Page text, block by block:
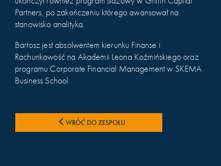
Partners, po zakończeniu którego awansował na
stanowisko analityka.
Bartosz jest absolwentem kierunku Finanse i
Rachunkowość na Akademii Leona Koźmińskiego oraz
programu Corporate Financial Management w SKEMA
Business School.
WRÓĆ DO ZESPOŁU